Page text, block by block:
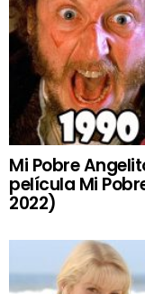
Mi Pobre
película Mi
2022)